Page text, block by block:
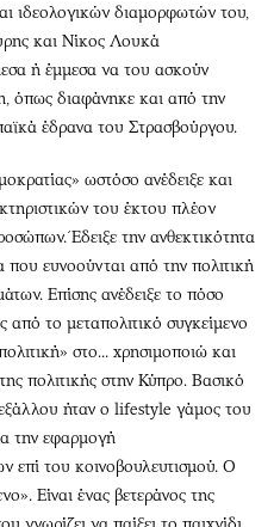
ιδεολογικών διαμορφωτών του,
και Νίκος Λουκά
ή έμμεσα να του ασκούν
όπως διαφάνηκε και από την
έδρανα του Στρασβούργου.
ωστόσο ανέδειξε και
του έκτου πλέον
Έδειξε την ανθεκτικότητα
ευνοούνται από την πολιτική
Επίσης ανέδειξε το πόσο
το μεταπολιτικό συγκείμενο
στο... χρησιμοποιώ και
πολιτικής στην Κύπρο. Βασικό
ήταν ο lifestyle γάμος του
την εφαρμογή
επί του κοινοβουλευτισμού. Ο
Είναι ένας βετεράνος της